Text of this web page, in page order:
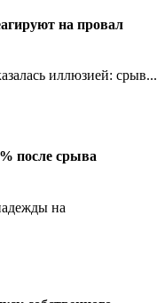
на провал
иллюзией: срыв...
после срыва
на